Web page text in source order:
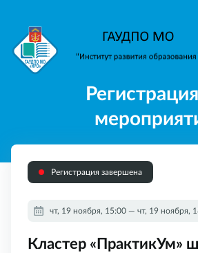
Регистрация завершена
чт, 19 ноября, 15:00 — чт, 19 ноября,
Кластер «ПрактикУм»